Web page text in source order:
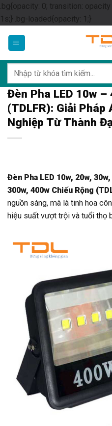
.bg{opacity: 0; transition:
1s;} .bg-loaded{opacity: 1;}Skip
kiếm:
Đèn Pha LED 10w –
(TDLFR): Giải Pháp
Nghiệp Từ Thành
Đèn Pha LED 10w, 20w,
300w, 400w Chiếu Rộng
nguồn sáng, mà là tinh hoa
hiệu suất vượt trội và tuổi thọ